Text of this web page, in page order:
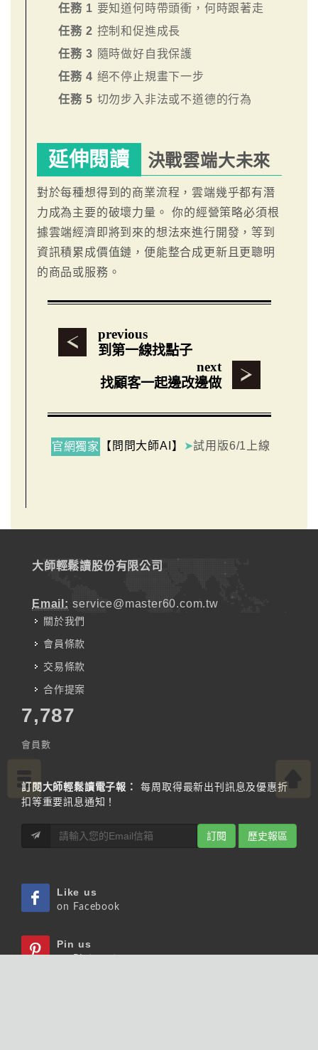
任務 1 要知道何時帶頭衝，何時跟著走
任務 2 控制和促進成長
任務 3 隨時做好自我保護
任務 4 絕不停止規畫下一步
任務 5 切勿步入非法或不道德的行為
延伸閱讀 決戰雲端大未來
對於每種想得到的商業流程，雲端幾乎都有潛
力成為主要的破壞力量。 你的經營策略必須根
據雲端經濟即將到來的想法來進行開發，等到
資訊積累成價值鏈，便能整合成更新且更聰明
的商品或服務。
previous
到第一線找點子
next
找顧客一起邊改邊做
官網獨家 【問問大師AI】 ➤試用版6/1上線
大師輕鬆讀股份有限公司
Email: service@master60.com.tw
關於我們
會員條款
交易條款
合作提案
7,787
會員數
訂閱大師輕鬆讀電子報：
每周取得最新出刊訊息及優惠折
扣等重要訊息通知！
訂閱 歷史報區
Like us
on Facebook
Pin us